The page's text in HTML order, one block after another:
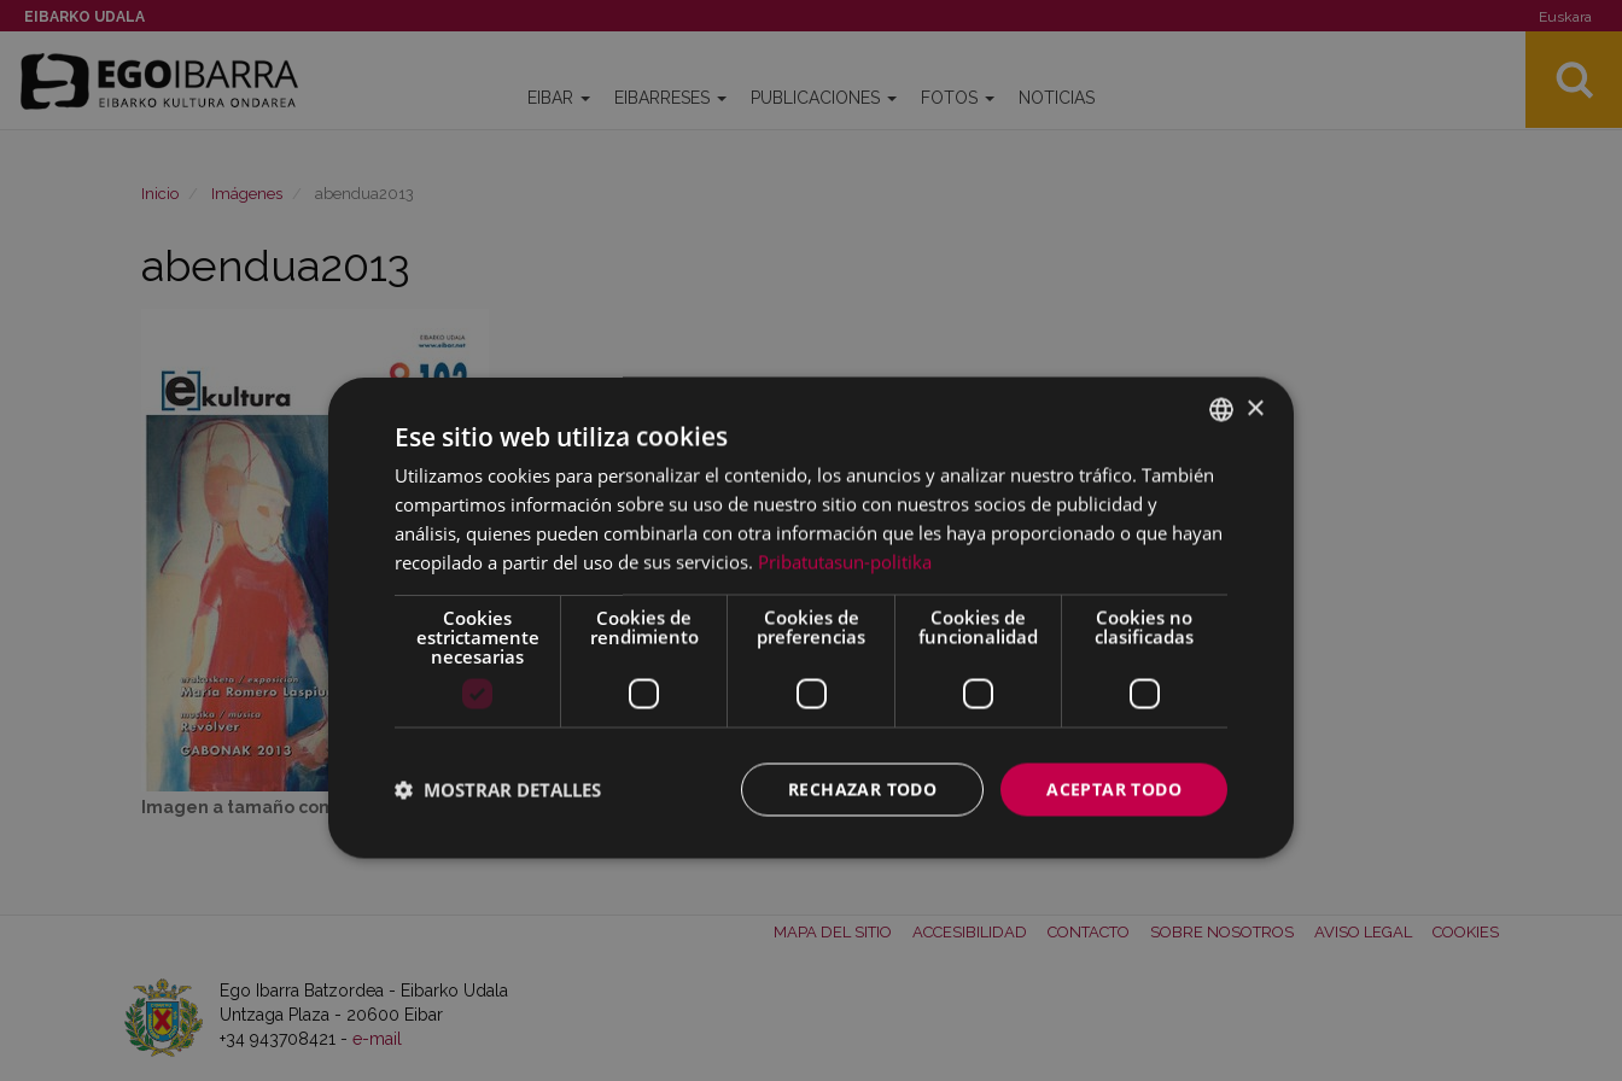
EIBARKO UDALA Euskara
EIBAR EIBARRESES PUBLICACIONES FOTOS NOTICIAS
Inicio Imágenes abendua2013
abendua2013
Imagen a tamaño completo:
MAPA DEL SITIO ACCESIBILIDAD CONTACTO SOBRE NOSOTROS AVISO LEGAL COOKIES
Ego Ibarra Batzordea - Eibarko Udala
Untzaga Plaza - 20600 Eibar
+34 943708421 - e-mail
BASQUE
×
Ese sitio web utiliza cookies
Utilizamos cookies para personalizar el contenido, los anuncios y analizar nuestro tráfico. También
compartimos información sobre su uso de nuestro sitio con nuestros socios de publicidad y
análisis, quienes pueden combinarla con otra información que les haya proporcionado o que hayan
recopilado a partir del uso de sus servicios. Pribatutasun-politika
Cookies
estrictamente
necesarias
Cookies de
rendimiento
Cookies de
preferencias
Cookies de
funcionalidad
Cookies no
clasificadas
ACEPTAR TODO
RECHAZAR TODO
MOSTRAR DETALLES